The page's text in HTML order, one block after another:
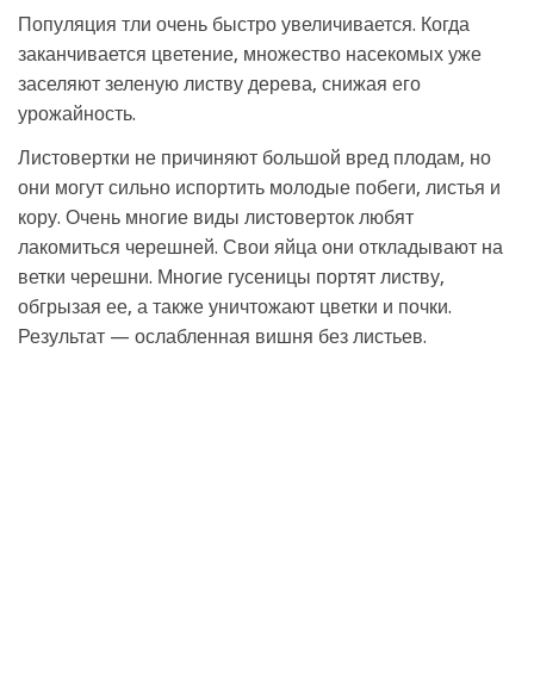
Популяция тли очень быстро увеличивается. Когда
заканчивается цветение, множество насекомых уже
заселяют зеленую листву дерева, снижая его
урожайность.
Листовертки не причиняют большой вред плодам, но
они могут сильно испортить молодые побеги, листья и
кору. Очень многие виды листоверток любят
лакомиться черешней. Свои яйца они откладывают на
ветки черешни. Многие гусеницы портят листву,
обгрызая ее, а также уничтожают цветки и почки.
Результат — ослабленная вишня без листьев.